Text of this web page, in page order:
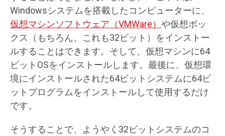
Windowsシステムを搭載したコンピューターに、
仮想マシンソフトウェア（VMWare） や仮想ボッ
クス（もちろん、これも32ビット）をインストー
ルすることはできます。そして、仮想マシンに64
ビットOSをインストールします。最後に、仮想環
境にインストールされた64ビットシステムに64ビ
ットプログラムをインストールして使用するだけ
です。
そうすることで、ようやく32ビットシステムのコ